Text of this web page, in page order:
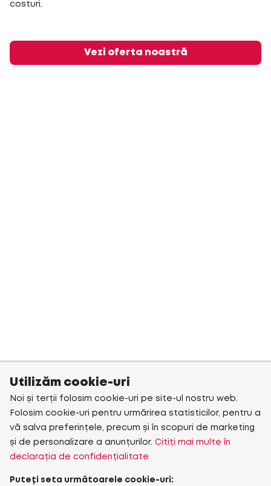
costuri.
Vezi oferta noastră
Utilizăm cookie-uri
Noi și terții folosim cookie-uri pe site-ul nostru web.
Folosim cookie-uri pentru urmărirea statisticilor, pentru a
vă salva preferințele, precum și în scopuri de marketing
și de personalizare a anunțurilor. Citiți mai multe în
declarația de confidențialitate
Puteți seta următoarele cookie-uri: